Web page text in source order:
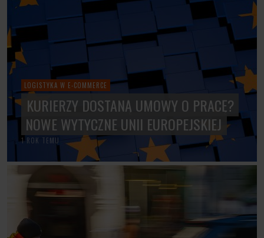
LOGISTYKA W E-COMMERCE
KURIERZY DOSTANĄ UMOWY O PRACĘ?
NOWE WYTYCZNE UNII EUROPEJSKIEJ
1 ROK TEMU